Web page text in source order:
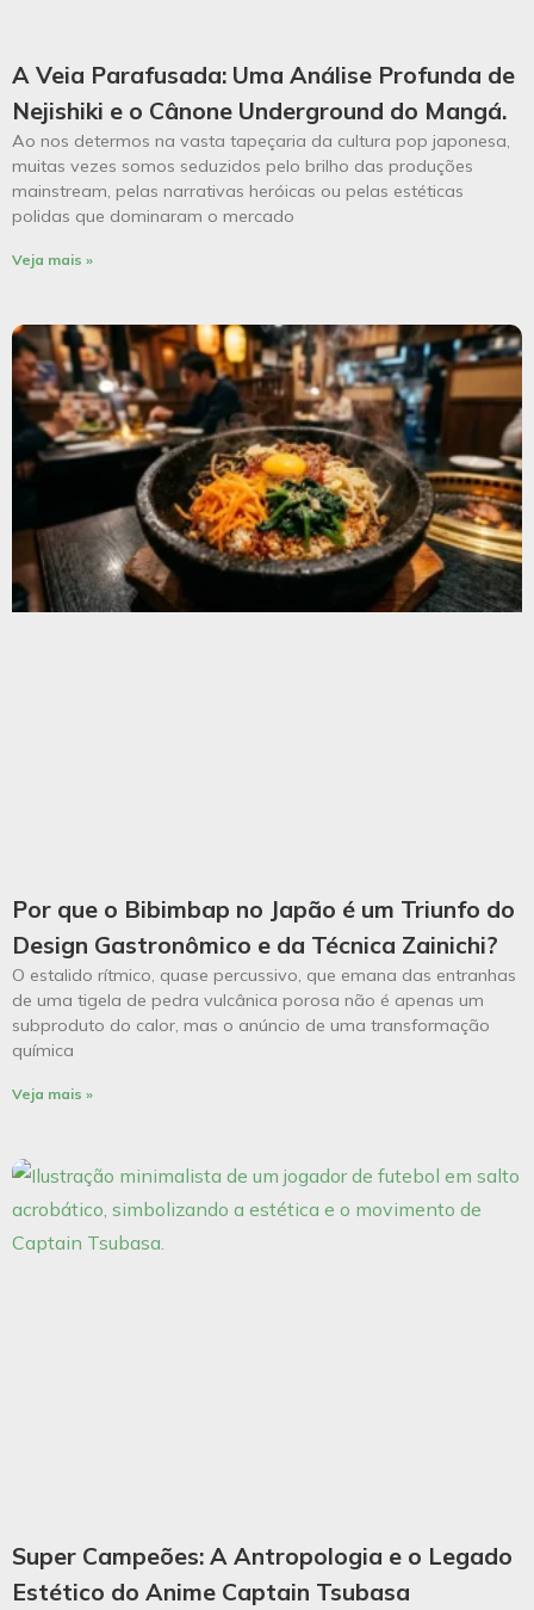
A Veia Parafusada: Uma Análise Profunda de
Nejishiki e o Cânone Underground do Mangá.
Ao nos determos na vasta tapeçaria da cultura pop japonesa,
muitas vezes somos seduzidos pelo brilho das produções
mainstream, pelas narrativas heróicas ou pelas estéticas
polidas que dominaram o mercado
Veja mais »
Por que o Bibimbap no Japão é um Triunfo do
Design Gastronômico e da Técnica Zainichi?
O estalido rítmico, quase percussivo, que emana das entranhas
de uma tigela de pedra vulcânica porosa não é apenas um
subproduto do calor, mas o anúncio de uma transformação
química
Veja mais »
Super Campeões: A Antropologia e o Legado
Estético do Anime Captain Tsubasa